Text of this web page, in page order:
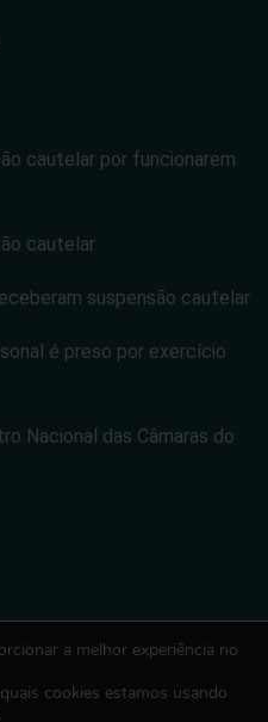
cautelar por funcionarem
cautelar
suspensão cautelar
é preso por exercício
Nacional das Câmaras do
FISICA DA 14 REGIAO -
08.024.822/0001-14
a melhor experiência no
cookies estamos usando